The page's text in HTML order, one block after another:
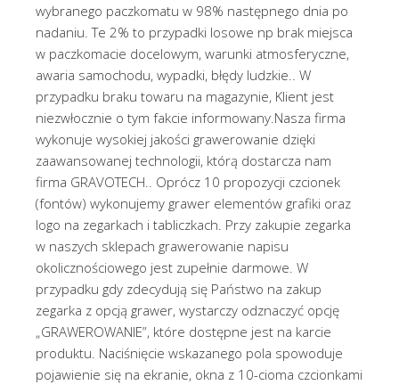
wybranego paczkomatu w 98% następnego dnia po
nadaniu. Te 2% to przypadki losowe np brak miejsca
w paczkomacie docelowym, warunki atmosferyczne,
awaria samochodu, wypadki, błędy ludzkie.. W
przypadku braku towaru na magazynie, Klient jest
niezwłocznie o tym fakcie informowany.Nasza firma
wykonuje wysokiej jakości grawerowanie dzięki
zaawansowanej technologii, którą dostarcza nam
firma GRAVOTECH.. Oprócz 10 propozycji czcionek
(fontów) wykonujemy grawer elementów grafiki oraz
logo na zegarkach i tabliczkach. Przy zakupie zegarka
w naszych sklepach grawerowanie napisu
okolicznościowego jest zupełnie darmowe. W
przypadku gdy zdecydują się Państwo na zakup
zegarka z opcją grawer, wystarczy odznaczyć opcję
„GRAWEROWANIE”, które dostępne jest na karcie
produktu. Naciśnięcie wskazanego pola spowoduje
pojawienie się na ekranie, okna z 10-cioma czcionkami